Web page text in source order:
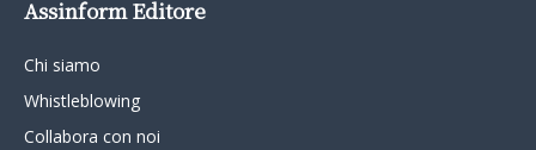
Assinform Editore
Chi siamo
Whistleblowing
Collabora con noi